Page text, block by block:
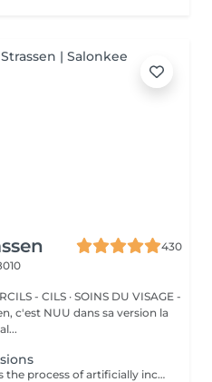
430
- CILS · SOINS DU VISAGE -
Nails you were searching for! is the process of artificially increasing the length of the nail using polygel material in order to correct the defects of the natural nail delamination and weakness of the nail plate. Our masters do edged, hardware, or combined manicure. How is polygel extension done? - removal of old semi-permanent (if needed) - rough skin is removed - the shape of the nail plate is corrected - the cuticle and side ridges are corrected - polygel is applied - semi-permanent nail polish is applied - cuticle oil and hand cream are applied Age restrictions: recommended to do from 16 years. Post procedure recommendations: there are no post recommendations for this procedure. Frequency: once in 3 weeks.